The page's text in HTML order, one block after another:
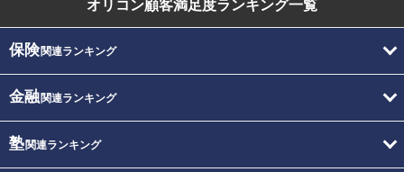
オリコン顧客満足度ランキング一覧
保険関連ランキング
金融関連ランキング
塾関連ランキング